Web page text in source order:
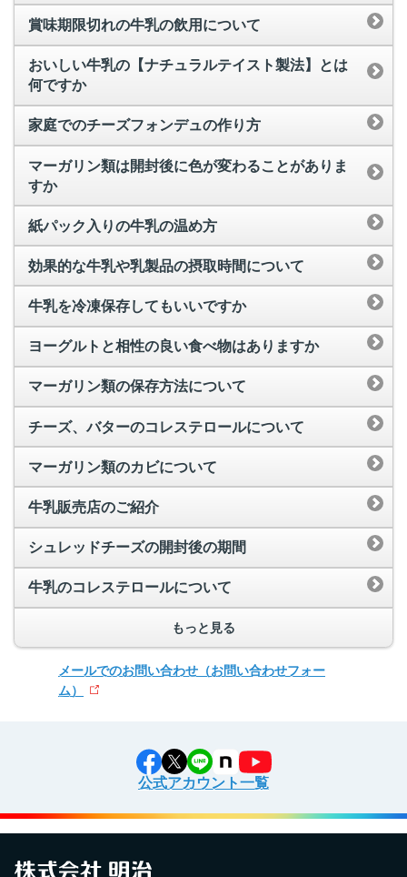
賞味期限切れの牛乳の飲用について
おいしい牛乳の【ナチュラルテイスト製法】とは
何ですか
家庭でのチーズフォンデュの作り方
マーガリン類は開封後に色が変わることがありま
すか
紙パック入りの牛乳の温め方
効果的な牛乳や乳製品の摂取時間について
牛乳を冷凍保存してもいいですか
ヨーグルトと相性の良い食べ物はありますか
マーガリン類の保存方法について
チーズ、バターのコレステロールについて
マーガリン類のカビについて
牛乳販売店のご紹介
シュレッドチーズの開封後の期間
牛乳のコレステロールについて
もっと見る
メールでのお問い合わせ （お問い合わせフォー
ム）
公式アカウント一覧